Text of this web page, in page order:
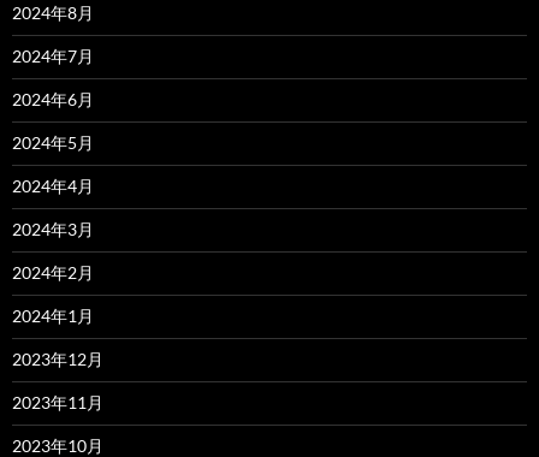
2024年8月
2024年7月
2024年6月
2024年5月
2024年4月
2024年3月
2024年2月
2024年1月
2023年12月
2023年11月
2023年10月